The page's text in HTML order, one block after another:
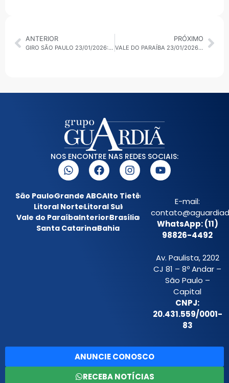
ANTERIOR
GIRO SÃO PAULO 23/01/2026: POLÍTICA, SEGURANÇA, TRANSPORTE E EDUCAÇÃO EM DESTAQUE
PRÓXIMO
VALE DO PARAÍBA 23/01/2026: BLOCO DA PRI É CONFIRMADO NO PRÉ-CARNAVAL DO CARNAVAL DA NOSSA GENTE
NOS ENCONTRE NAS REDES SOCIAIS:
São PauloGrande ABCAlto Tietê
Litoral NorteLitoral Sul
Vale do ParaíbaInteriorBrasília
Santa CatarinaBahia
E-mail:
WhatsApp: (11)
98826-4492
Av. Paulista, 2202
CJ 81 – 8º Andar –
São Paulo –
Capital
CNPJ:
20.431.559/0001-
83
ANUNCIE CONOSCO
RECEBA NOTÍCIAS